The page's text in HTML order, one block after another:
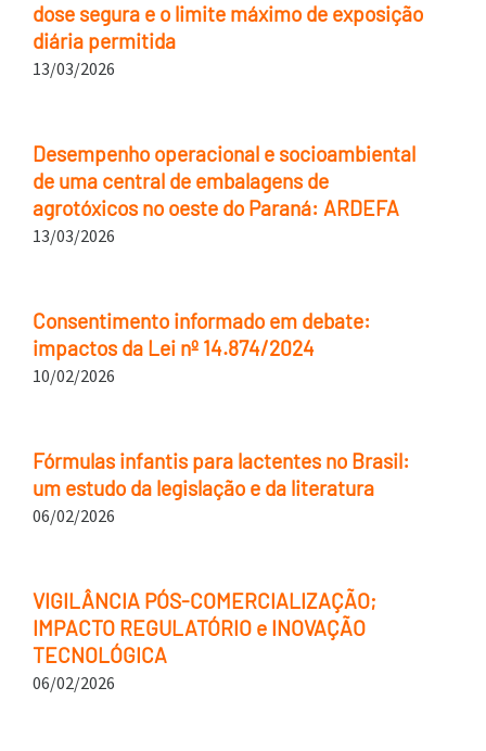
dose segura e o limite máximo de exposição
diária permitida
13/03/2026
Desempenho operacional e socioambiental
de uma central de embalagens de
agrotóxicos no oeste do Paraná: ARDEFA
13/03/2026
Consentimento informado em debate:
impactos da Lei nº 14.874/2024
10/02/2026
Fórmulas infantis para lactentes no Brasil:
um estudo da legislação e da literatura
06/02/2026
VIGILÂNCIA PÓS-COMERCIALIZAÇÃO;
IMPACTO REGULATÓRIO e INOVAÇÃO
TECNOLÓGICA
06/02/2026